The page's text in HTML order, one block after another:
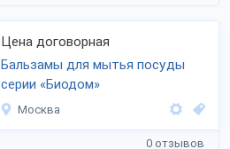
Цена договорная
Бальзамы для мытья посуды
серии «Биодом»
Москва
0 отзывов